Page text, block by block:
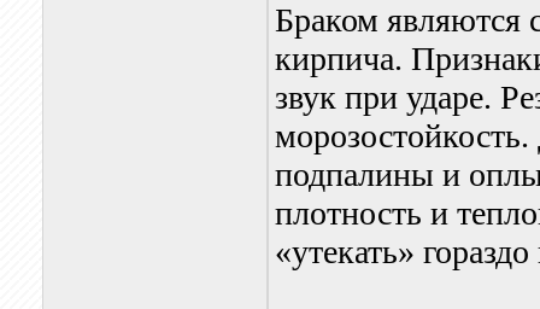
Браком являются
кирпича.
звук при ударе.
подпалины и
плотность и
«утекать»